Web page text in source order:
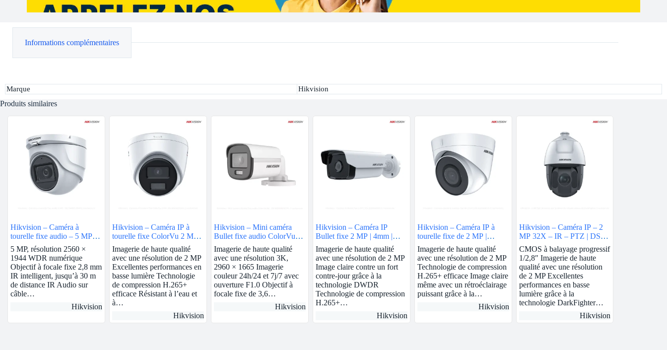
Informations complémentaires
Marque Hikvision
Produits similaires
Hikvision – Caméra à
tourelle fixe audio – 5 MP |
DS-76H0T-ITMFS
5 MP, résolution 2560 ×
1944 WDR numérique
Objectif à focale fixe 2,8 mm
IR intelligent, jusqu’à 30 m
de distance IR Audio sur
câble…
Hikvision
Hikvision – Caméra IP à
tourelle fixe ColorVu 2 MP |
2.8mm | DS-2CD1327G0-L
Imagerie de haute qualité
avec une résolution de 2 MP
Excellentes performances en
basse lumière Technologie
de compression H.265+
efficace Résistant à l’eau et
à…
Hikvision
Hikvision – Mini caméra
Bullet fixe audio ColorVu
3K | DS-2CE10KF0T-FS
Imagerie de haute qualité
avec une résolution 3K,
2960 × 1665 Imagerie
couleur 24h/24 et 7j/7 avec
ouverture F1.0 Objectif à
focale fixe de 3,6…
Hikvision
Hikvision – Caméra IP
Bullet fixe 2 MP | 4mm |
DS-2CD1T23G0-I
Imagerie de haute qualité
avec une résolution de 2 MP
Image claire contre un fort
contre-jour grâce à la
technologie DWDR
Technologie de compression
H.265+…
Hikvision
Hikvision – Caméra IP à
tourelle fixe de 2 MP |
2.8mm | DS-2CD1323G0-I
Imagerie de haute qualité
avec une résolution de 2 MP
Technologie de compression
H.265+ efficace Image claire
même avec un rétroéclairage
puissant grâce à la…
Hikvision
Hikvision – Caméra IP – 2
MP 32X – IR – PTZ | DS-
2DE5232IW-AE
CMOS à balayage progressif
1/2,8″ Imagerie de haute
qualité avec une résolution
de 2 MP Excellentes
performances en basse
lumière grâce à la
technologie DarkFighter…
Hikvision